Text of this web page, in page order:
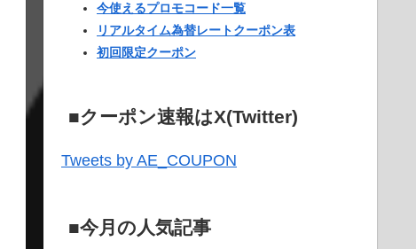
✕ ✕ ✕ ✕ ✕ ✕
今使えるプロモコード一覧
リアルタイム為替レートクーポン表
初回限定クーポン
■クーポン速報はX(Twitter)
Tweets by AE_COUPON
■今月の人気記事